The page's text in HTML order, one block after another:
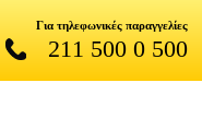
Για τηλεφωνικές παραγγελίες
211 500 0 500